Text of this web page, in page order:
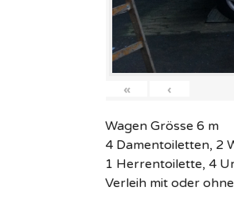
« ‹
Wagen Grösse 6 m
4 Damentoiletten, 2
1 Herrentoilette, 4
Verleih mit oder